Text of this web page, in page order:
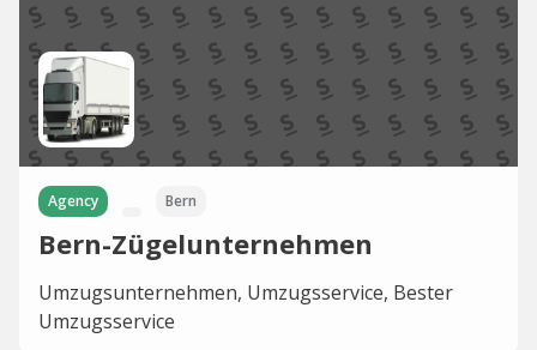
Agency Bern
Bern-Zügelunternehmen
Umzugsunternehmen, Umzugsservice, Bester
Umzugsservice